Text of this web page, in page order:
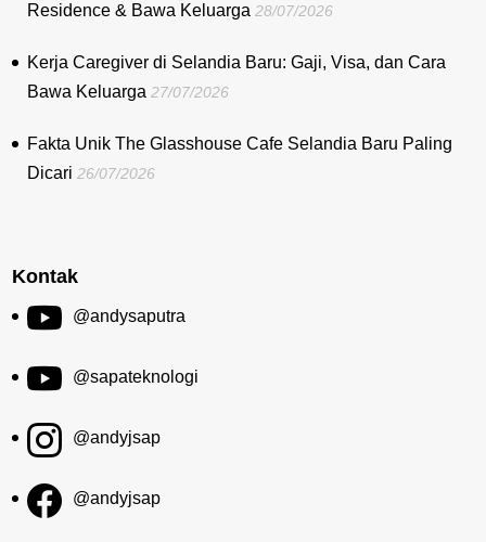
Residence & Bawa Keluarga 28/07/2026
Kerja Caregiver di Selandia Baru: Gaji, Visa, dan Cara
Bawa Keluarga 27/07/2026
Fakta Unik The Glasshouse Cafe Selandia Baru Paling
Dicari 26/07/2026
Kontak
@andysaputra
@sapateknologi
@andyjsap
@andyjsap